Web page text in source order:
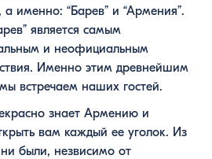
именно: “Барев” и “Армения”.
является самым
и неофициальным
Именно этим древнейшим
встречаем наших гостей.
знает Армению и
вам каждый ее уголок. Из
были, незвисимо от